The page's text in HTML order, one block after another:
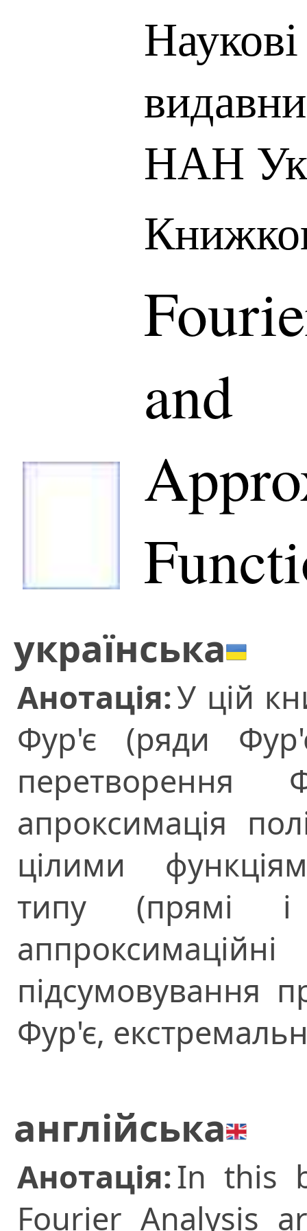
Наукові
НАН
and
українська
Анотація:У цій
Фур'є (ряди
апроксимація
цілими
типу (прямі і
підсумовування
Фур'є,
англійська
Анотація:In this
Fourier Analysis